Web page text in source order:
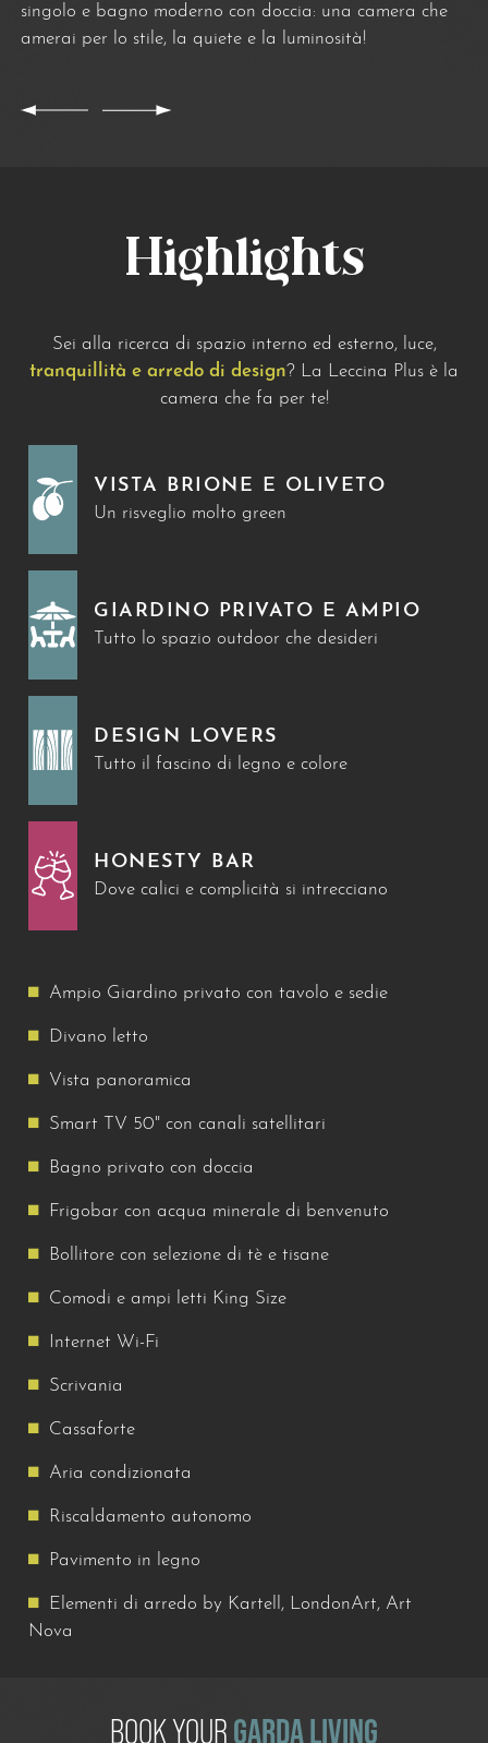
singolo e bagno moderno con doccia: una camera che
amerai per lo stile, la quiete e la luminosità!
Highlights
Sei alla ricerca di spazio interno ed esterno, luce,
tranquillità e arredo di design? La Leccina Plus è la
camera che fa per te!
VISTA BRIONE E OLIVETO
Un risveglio molto green
GIARDINO PRIVATO E AMPIO
Tutto lo spazio outdoor che desideri
DESIGN LOVERS
Tutto il fascino di legno e colore
HONESTY BAR
Dove calici e complicità si intrecciano
Ampio Giardino privato con tavolo e sedie
Divano letto
Vista panoramica
Smart TV 50" con canali satellitari
Bagno privato con doccia
Frigobar con acqua minerale di benvenuto
Bollitore con selezione di tè e tisane
Comodi e ampi letti King Size
Internet Wi-Fi
Scrivania
Cassaforte
Aria condizionata
Riscaldamento autonomo
Pavimento in legno
Elementi di arredo by Kartell, LondonArt, Art
Nova
BOOK YOURGARDA LIVING